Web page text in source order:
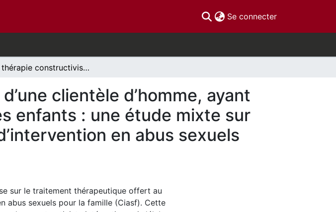
Se connecter(current)
La thérapie constructiviste auprès d’une clientèle d’homme, ayant commis de l’abus sexuel envers des enfants : une étude mixte sur l’application du modèle au Centre d’intervention en abus sexuels pour la famille (Ciasf)
clientèle d’homme, ayant
enfants : une étude mixte sur
en abus sexuels
sur le traitement thérapeutique offert au
abus sexuels pour la famille (Ciasf). Cette